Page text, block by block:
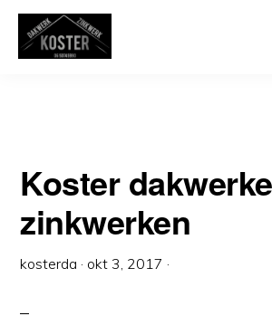
Door
naar
Koster
zinkwerken
kosterda · okt 3, 2017 ·